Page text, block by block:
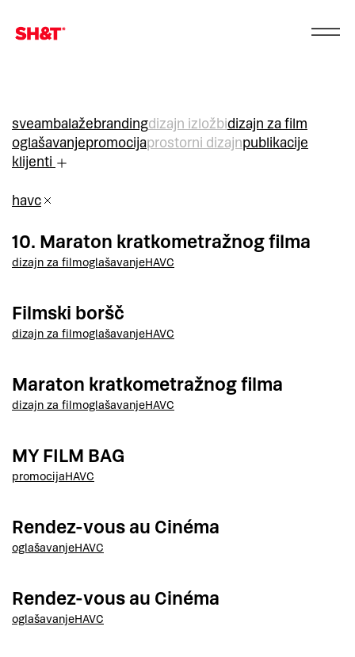
sveambalažebrandingdizajn izložbidizajn za film
oglašavanjepromocijaprostorni dizajnpublikacije
klijenti
havc
10. Maraton kratkometražnog filma
dizajn za filmoglašavanjeHAVC
Filmski boršč
dizajn za filmoglašavanjeHAVC
Maraton kratkometražnog filma
dizajn za filmoglašavanjeHAVC
MY FILM BAG
promocijaHAVC
Rendez-vous au Cinéma
oglašavanjeHAVC
Rendez-vous au Cinéma
oglašavanjeHAVC